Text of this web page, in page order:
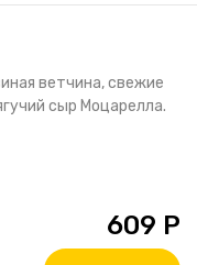
ветчина, свежие
сыр Моцарелла.
609 Р